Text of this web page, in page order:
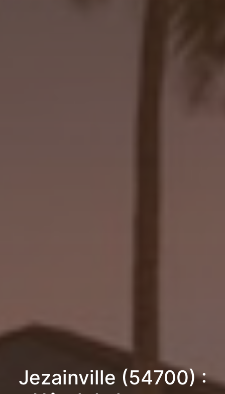
Jezainville (54700) :